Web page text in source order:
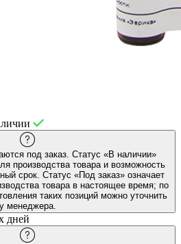
под заказ. Статус «В наличии»
производства товара и возможность
срок. Статус «Под заказ» означает
товара в настоящее время; по
таких позиций можно уточнить
у менеджера.
дней